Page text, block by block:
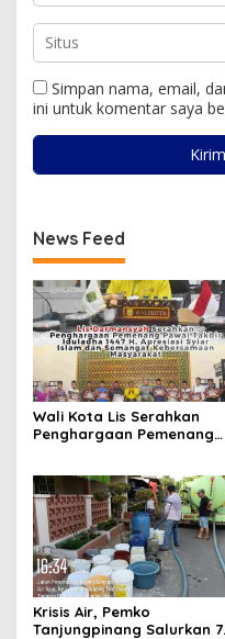
Simpan nama, email,
ini untuk komentar saya
News Feed
Wali Kota Lis Serahkan
Penghargaan Pemenang
Hidupkan Syiar Islam
Krisis Air, Pemko
Tanjungpinang Salurkan